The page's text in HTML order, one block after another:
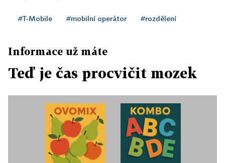
#T-Mobile #mobilní operátor #rozdělení
Informace už máte
Teď je čas procvičit mozek